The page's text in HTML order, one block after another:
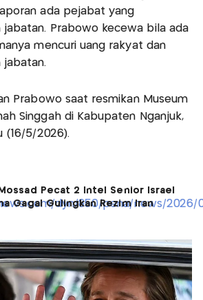
ada pejabat yang
Prabowo kecewa bila ada
mencuri uang rakyat dan
jabatan.
Prabowo saat resmikan Museum
Singgah di Kabupaten Nganjuk,
(16/5/2026).
Pecat 2 Intel Senior Israel
Gagal Gulingkan Rezim Iran